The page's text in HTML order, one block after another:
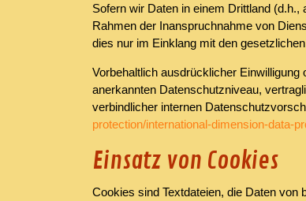
Sofern wir Daten in einem Drittland
Rahmen der Inanspruchnahme von
dies nur im Einklang mit den
Vorbehaltlich ausdrücklicher
anerkannten Datenschutzniveau,
verbindlicher internen
protection/international-dimension-data-
Einsatz von Cookies
Cookies sind Textdateien, die Daten